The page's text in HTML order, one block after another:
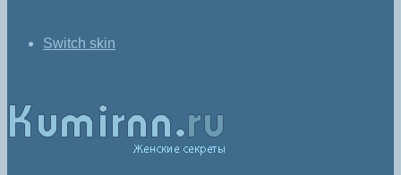
Switch skin